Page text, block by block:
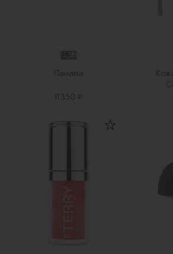
Панама
11 350 ₽